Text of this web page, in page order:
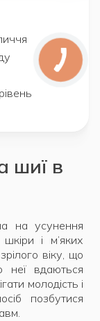
шиї в
на усунення
і м’яких
віку, що
неї вдаються
молодість і
позбутися